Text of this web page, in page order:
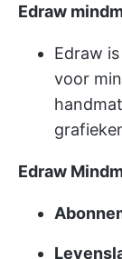
Edraw
Edraw
voor
Edraw